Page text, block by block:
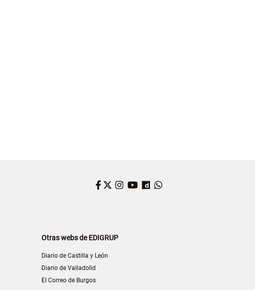
Facebook
Twitter
Instagram
YouTube
Dailymotion
Otras webs de EDIGRUP
Diario de Castilla y León
Diario de Valladolid
El Correo de Burgos